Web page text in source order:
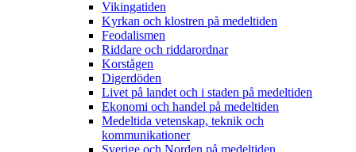
Vikingatiden
Kyrkan och klostren på medeltiden
Feodalismen
Riddare och riddarordnar
Korstågen
Digerdöden
Livet på landet och i staden på medeltiden
Ekonomi och handel på medeltiden
Medeltida vetenskap, teknik och
kommunikationer
Sverige och Norden på medeltiden